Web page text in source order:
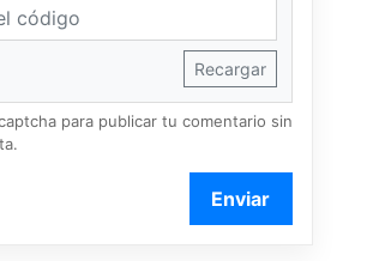
Recargar
para publicar tu comentario sin
Enviar